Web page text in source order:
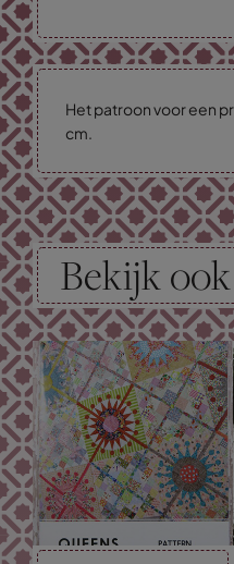
Het patroon voor een
cm.
Bekijk